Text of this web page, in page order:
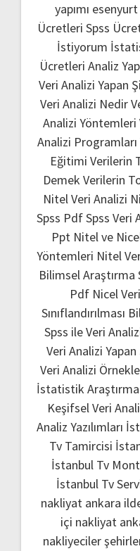
yapımı
Ücretleri Spss
İstiyorum
Ücretleri Analiz
Veri Analizi Yapan
Veri Analizi Nedir
Analizi Yöntemleri
Analizi Programları
Eğitimi Verilerin
Demek Verilerin
Nitel Veri Analizi
Spss PdfSpss Veri
Ppt Nitel ve
Yöntemleri Nitel
Bilimsel Araştırma
Pdf Nicel
Sınıflandırılması
Spss ile Veri
Veri Analizi
Veri Analizi
İstatistik
Keşifsel Veri
Analiz Yazılımları
Tv Tamircisi
İstanbul Tv
İstanbul Tv
nakliyat ankara
içi nakliyat
nakliyeciler